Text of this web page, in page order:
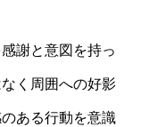
謝と意図を持っ
く周囲への好影
ある行動を意識